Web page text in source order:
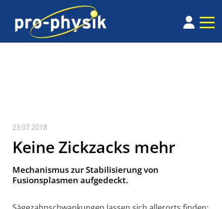
23.07.2018
Keine Zickzacks mehr
Mechanismus zur Stabilisierung von
Fusionsplasmen aufgedeckt.